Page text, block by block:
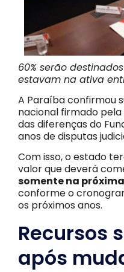
60% serão
estavam na ativa
A Paraíba confirmou
nacional firmado
das diferenças do
anos de disputas
Com isso, o estado
valor que deverá
somente na
conforme o
os próximos anos.
Recursos
após